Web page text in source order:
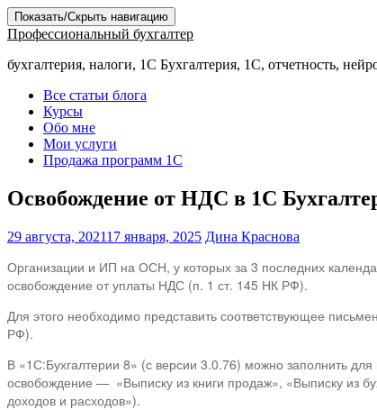
Показать/Скрыть навигацию
Профессиональный бухгалтер
бухгалтерия, налоги, 1С Бухгалтерия, 1С, отчетность,
Все статьи блога
Курсы
Обо мне
Мои услуги
Продажа программ 1С
Освобождение от НДС в 1С
29 августа, 202117 января, 2025 Дина Краснова
Организации и ИП на ОСН, у которых за 3 последних
освобождение от уплаты НДС (п. 1 ст. 145 НК РФ).
Для этого необходимо представить соответствующее
РФ).
В «1С:Бухгалтерии 8» (с версии 3.0.76) можно заполнить
освобождение — «Выписку из книги продаж», «Выписку из
доходов и расходов»).